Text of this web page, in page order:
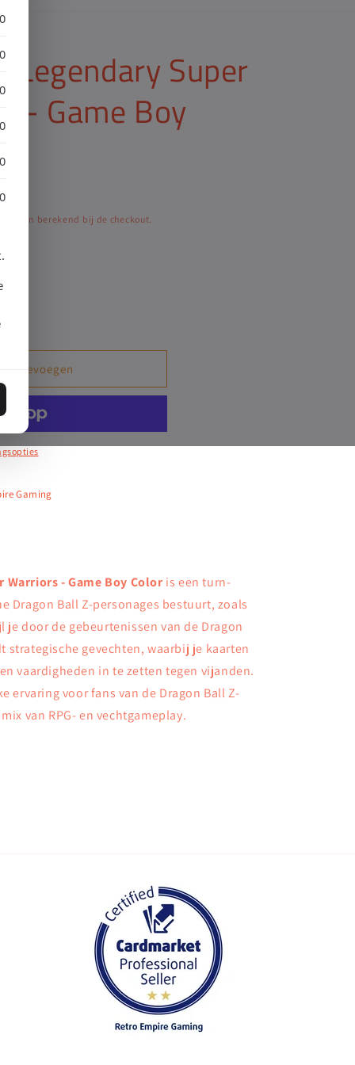
Legendary Super
- Game Boy
worden berekend bij de checkout.
toevoegen
Gaming
Warriors - Game Boy Coloris een turn-
Dragon Ball Z-personages bestuurt, zoals
je door de gebeurtenissen van de Dragon
strategische gevechten, waarbij je kaarten
vaardigheden in te zetten tegen vijanden.
ervaring voor fans van de Dragon Ball Z-
van RPG- en vechtgameplay.